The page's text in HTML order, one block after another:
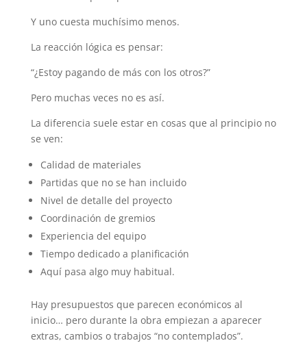
Y uno cuesta muchísimo menos.
La reacción lógica es pensar:
“¿Estoy pagando de más con los otros?”
Pero muchas veces no es así.
La diferencia suele estar en cosas que al principio no
se ven:
Calidad de materiales
Partidas que no se han incluido
Nivel de detalle del proyecto
Coordinación de gremios
Experiencia del equipo
Tiempo dedicado a planificación
Aquí pasa algo muy habitual.
Hay presupuestos que parecen económicos al
inicio… pero durante la obra empiezan a aparecer
extras, cambios o trabajos “no contemplados”.